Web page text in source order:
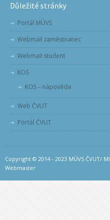
Důležité stránky
Portál MÚVS
Webmail zaměstnanec
Webmail student
KOS
KOS – nápověda
Web ČVUT
Portál ČVUT
Copyright © 2014 - 2023 MÚVS ČVUT/
Webmaster